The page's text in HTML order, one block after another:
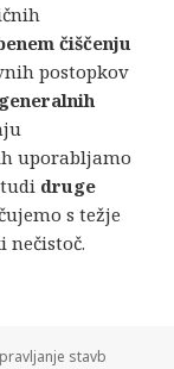
čiščenju
postopkov
generalnih
uporabljamo
druge
s težje
stavb